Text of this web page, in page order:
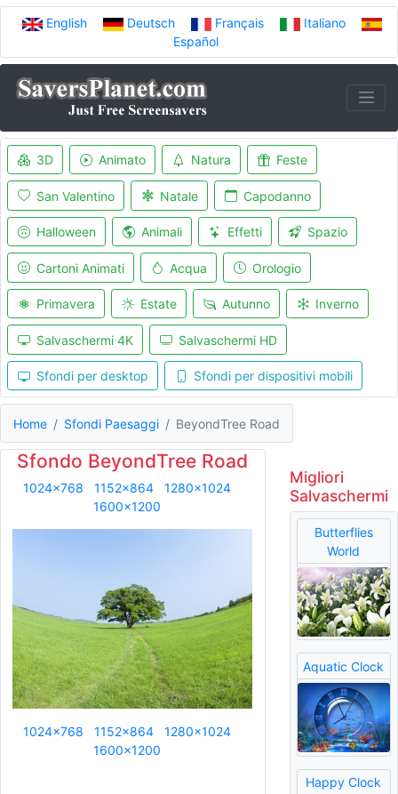
English Deutsch Français
Italiano
Español
3D Animato Natura Feste
San Valentino Natale Capodanno
Halloween Animali Effetti Spazio
Cartoni Animati Acqua Orologio
Primavera Estate Autunno Inverno
Salvaschermi 4K Salvaschermi HD
Sfondi per desktop Sfondi per dispositivi mobili
Home Sfondi Paesaggi BeyondTree Road
Sfondo BeyondTree Road
1024x768 1152x864
1280x1024
1600x1200
1024x768 1152x864
1280x1024
1600x1200
Migliori
Salvaschermi
Butterflies
World
Aquatic Clock
Happy Clock